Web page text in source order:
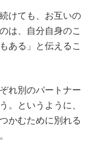
けても、お互いの
は、自分自身のこ
ある」と伝えるこ
れ別のパートナー
。というように、
かむために別れる